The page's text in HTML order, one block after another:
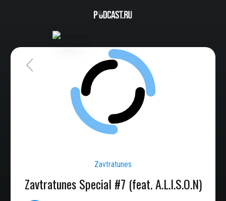
Zavtratunes
Zavtratunes Special #7 (feat. A.L.I.S.O.N)